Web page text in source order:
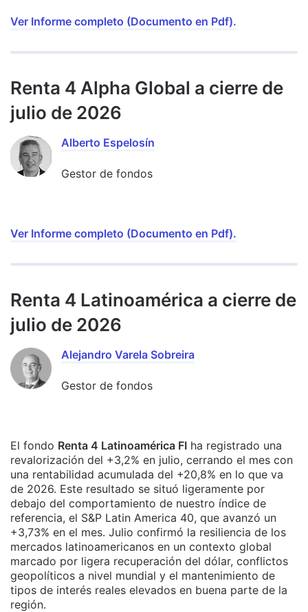
Ver Informe completo (Documento en Pdf).
Renta 4 Alpha Global a cierre de
julio de 2026
Alberto Espelosín
Gestor de fondos
Ver Informe completo (Documento en Pdf).
Renta 4 Latinoamérica a cierre de
julio de 2026
Alejandro Varela Sobreira
Gestor de fondos
El fondo Renta 4 Latinoamérica FI ha registrado una
revalorización del +3,2% en julio, cerrando el mes con
una rentabilidad acumulada del +20,8% en lo que va
de 2026. Este resultado se situó ligeramente por
debajo del comportamiento de nuestro índice de
referencia, el S&P Latin America 40, que avanzó un
+3,73% en el mes. Julio confirmó la resiliencia de los
mercados latinoamericanos en un contexto global
marcado por ligera recuperación del dólar, conflictos
geopolíticos a nivel mundial y el mantenimiento de
tipos de interés reales elevados en buena parte de la
región.